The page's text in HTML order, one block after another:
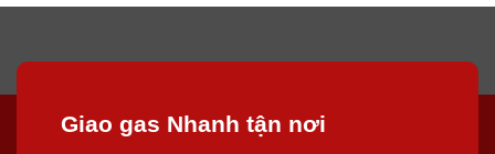
Giao gas Nhanh tận nơi